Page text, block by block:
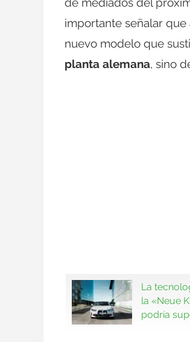
importante señalar
nuevo modelo que
planta alemana, sino
La
la «Neue
podría